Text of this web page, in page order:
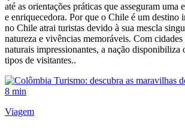
até as orientações práticas que asseguram uma
e enriquecedora. Por que o Chile é um destino
no Chile atrai turistas devido à sua mescla
natureza e vivências memoráveis. Com
naturais impressionantes, a nação disponibiliza
tipos de visitantes..
8 min
Viagem